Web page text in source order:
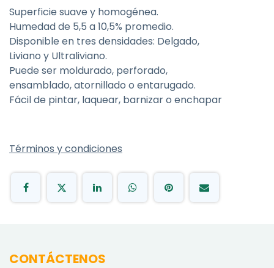
Superficie suave y homogénea.
Humedad de 5,5 a 10,5% promedio.
Disponible en tres densidades: Delgado,
Liviano y Ultraliviano.
Puede ser moldurado, perforado,
ensamblado, atornillado o entarugado.
Fácil de pintar, laquear, barnizar o enchapar
Términos y condiciones
CONTÁCTENOS